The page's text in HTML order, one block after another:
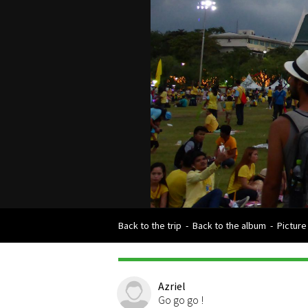
Back to the trip - Back to the album -
Azriel
Go go go !